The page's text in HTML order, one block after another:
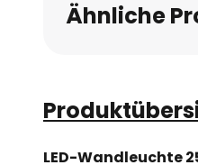
Ähnliche
LED-Wandleuchte